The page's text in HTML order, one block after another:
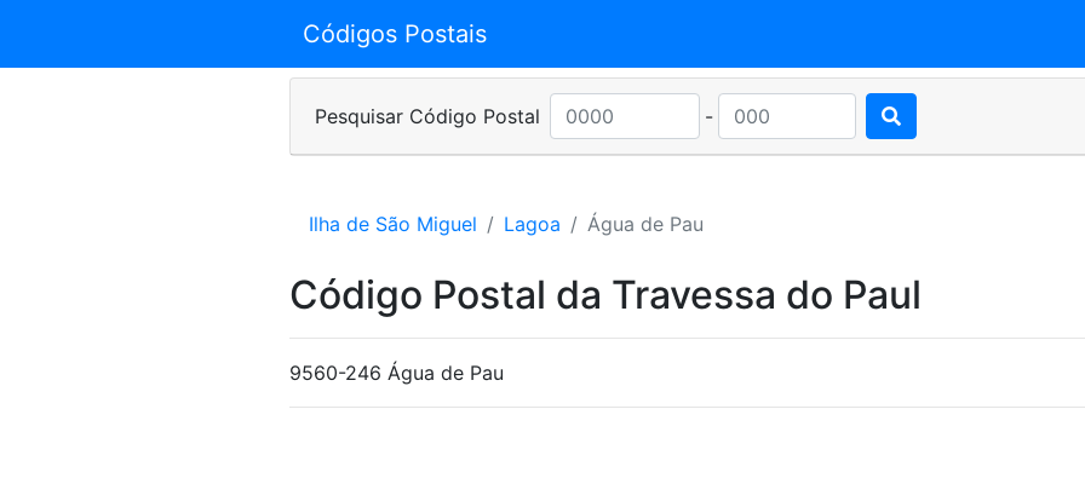
Códigos Postais
Pesquisar Código Postal -
Ilha de São Miguel Lagoa Água de Pau
Código Postal da Travessa do Paul
9560-246 Água de Pau